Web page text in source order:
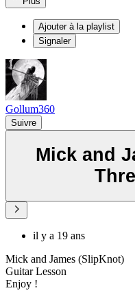
Ajouter à la playlist
Signaler
Gollum360
Suivre
Mick and
il y a 19 ans
Mick and James (SlipKnot)
Guitar Lesson
Enjoy !